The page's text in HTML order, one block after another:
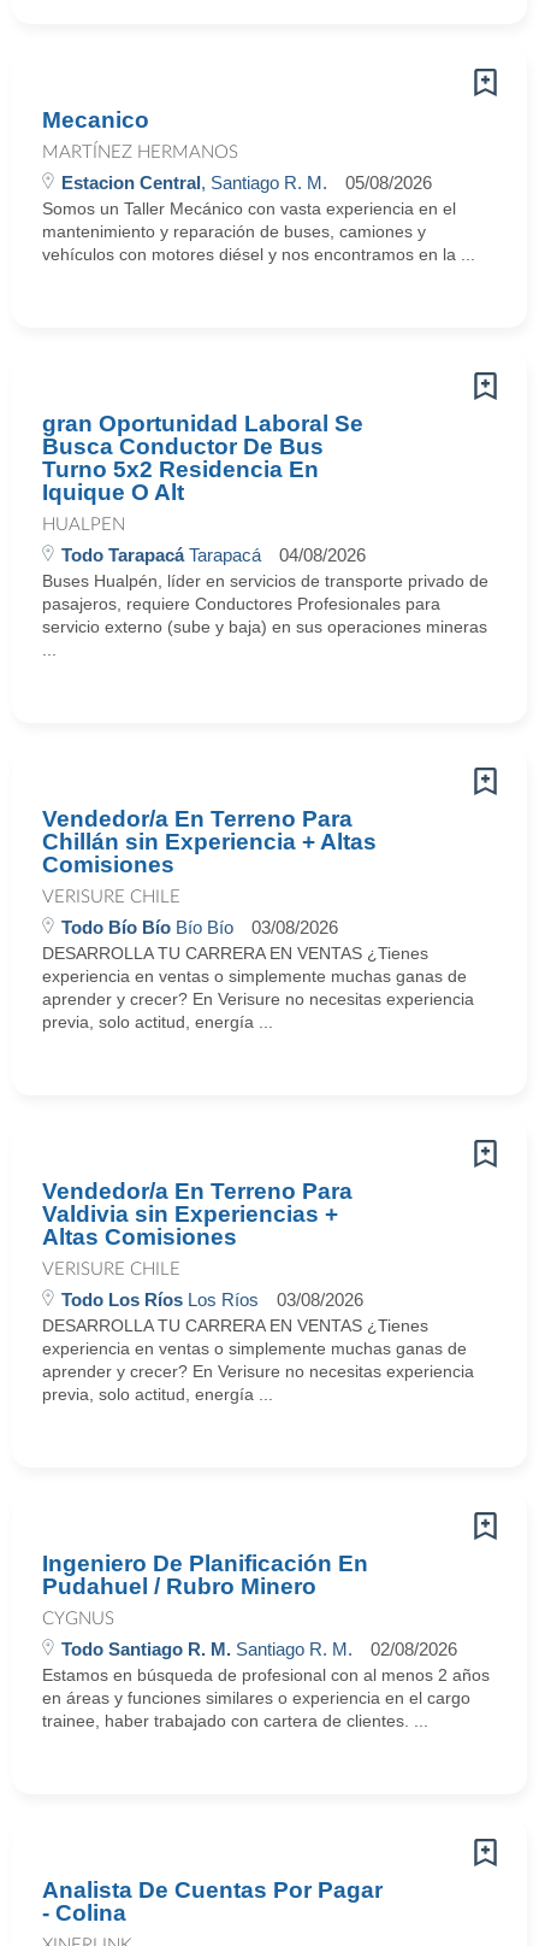
Mecanico
MARTÍNEZ HERMANOS
Estacion Central, Santiago R. M. 05/08/2026
Somos un Taller Mecánico con vasta experiencia en el
mantenimiento y reparación de buses, camiones y
vehículos con motores diésel y nos encontramos en la ...
gran Oportunidad Laboral Se
Busca Conductor De Bus
Turno 5x2 Residencia En
Iquique O Alt
HUALPEN
Todo TarapacáTarapacá 04/08/2026
Buses Hualpén, líder en servicios de transporte privado de
pasajeros, requiere Conductores Profesionales para
servicio externo (sube y baja) en sus operaciones mineras
Vendedor/a En Terreno Para
Chillán sin Experiencia + Altas
Comisiones
VERISURE CHILE
Todo Bío Bío Bío Bío 03/08/2026
DESARROLLA TU CARRERA EN VENTAS ¿Tienes
experiencia en ventas o simplemente muchas ganas de
aprender y crecer? En Verisure no necesitas experiencia
previa, solo actitud, energía ...
Vendedor/a En Terreno Para
Valdivia sin Experiencias +
Altas Comisiones
VERISURE CHILE
Todo Los Ríos Los Ríos 03/08/2026
DESARROLLA TU CARRERA EN VENTAS ¿Tienes
experiencia en ventas o simplemente muchas ganas de
aprender y crecer? En Verisure no necesitas experiencia
previa, solo actitud, energía ...
Ingeniero De Planificación En
Pudahuel / Rubro Minero
CYGNUS
Todo Santiago R. M. Santiago R. M. 02/08/2026
Estamos en búsqueda de profesional con al menos 2 años
en áreas y funciones similares o experiencia en el cargo
trainee, haber trabajado con cartera de clientes. ...
Analista De Cuentas Por Pagar
- Colina